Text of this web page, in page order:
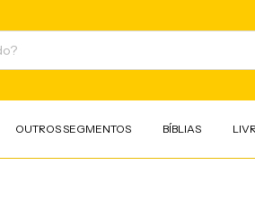
OUTROS SEGMENTOS BÍBLIAS